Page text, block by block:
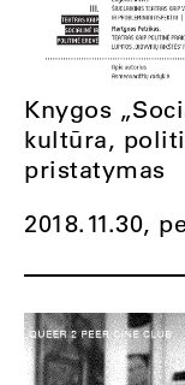
2018.11.30,
Knygos
kultūra,
pristatymas